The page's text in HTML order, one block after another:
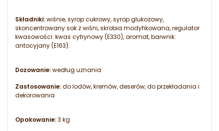
Składniki:wiśnie, syrop cukrowy, syrop glukozowy,
skoncentrowany sok z wiśni, skrobia modyfikowana, regulator
kwasowości: kwas cytrynowy (E330), aromat, barwnik:
antocyjany (E163).
Dozowanie:według uznania
Zastosowanie:do lodów, kremów, deserów, do przekładania i
dekorowania
Opakowanie:3 kg